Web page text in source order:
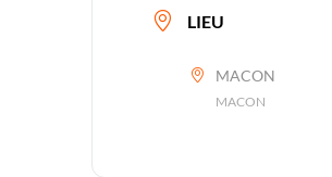
LIEU
MACON
MACON